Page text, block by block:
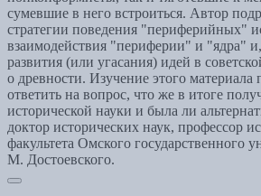
сумевшие в него встроиться. Автор
стратегии поведения "периферийных"
взаимодействия "периферии" и "ядра"
развития (или угасания) идей в
о древности. Изучение этого материала
ответить на вопрос, что же в итоге
исторической науки и была ли
доктор исторических наук, профессор
факультета Омского государственного
М. Достоевского.